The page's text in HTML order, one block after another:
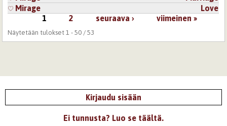
Mirage
Love
1 2 seuraava › viimeinen »
Näytetään tulokset 1 - 50 / 53
Kirjaudu sisään
Ei tunnusta? Luo se täältä.